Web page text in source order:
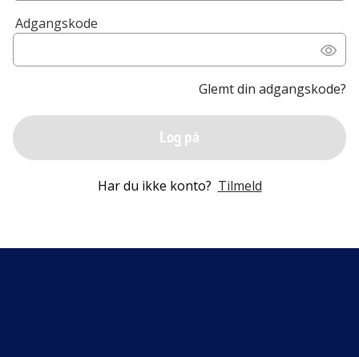
Adgangskode
Glemt din adgangskode?
Log på
Har du ikke konto? Tilmeld